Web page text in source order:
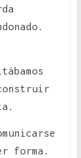
forma.